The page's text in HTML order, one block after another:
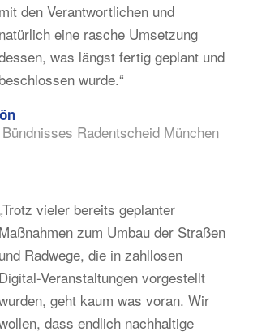
mit den Verantwortlichen und
natürlich eine rasche Umsetzung
was längst fertig geplant und
beschlossen wurde.“
Radentscheid München
vieler bereits geplanter
Maßnahmen zum Umbau der Straßen
und Radwege, die in zahllosen
Digital-Veranstaltungen vorgestellt
geht kaum was voran. Wir
dass endlich nachhaltige